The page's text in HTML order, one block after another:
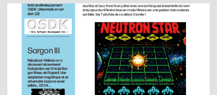
o
m
m
a
y
b
e